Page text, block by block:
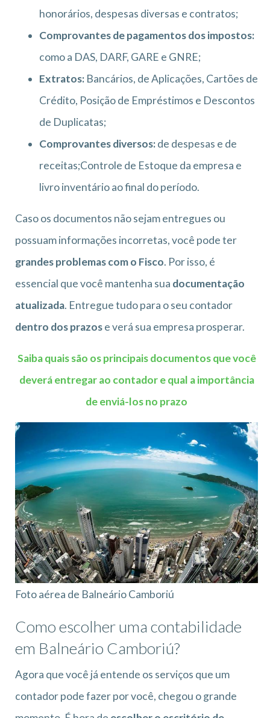
honorários, despesas diversas e contratos;
Comprovantes de pagamentos dos impostos:
como a DAS, DARF, GARE e GNRE;
Extratos: Bancários, de Aplicações, Cartões de
Crédito, Posição de Empréstimos e Descontos
de Duplicatas;
Comprovantes diversos:de despesas e de
receitas;Controle de Estoque da empresa e
livro inventário ao final do período.
Caso os documentos não sejam entregues ou
possuam informações incorretas, você pode ter
grandes problemas com o Fisco. Por isso, é
essencial que você mantenha sua documentação
atualizada. Entregue tudo para o seu contador
dentro dos prazose verá sua empresa prosperar.
Saiba quais são os principais documentos que você
deverá entregar ao contador e qual a importância
de enviá-los no prazo
Foto aérea de Balneário Camboriú
Como escolher uma contabilidade
em Balneário Camboriú?
Agora que você já entende os serviços que um
contador pode fazer por você, chegou o grande